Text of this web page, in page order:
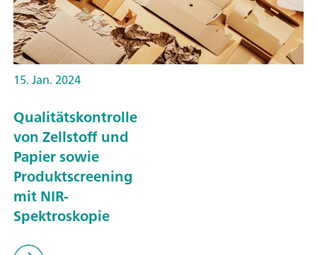
15. Jan. 2024
Qualitätskontrolle
von Zellstoff und
Papier sowie
Produktscreening
mit NIR-
Spektroskopie